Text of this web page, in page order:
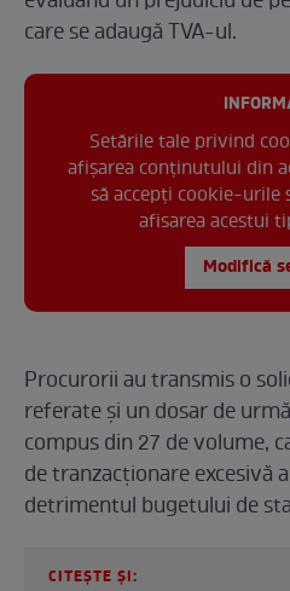
care se adaugă TVA-ul.
Setările tale privind
afișarea conținutului din
să accepți cookie-urile
afisarea acestui
Modifică
Procurorii au transmis o
referate și un dosar de
compus din 27 de volume,
de tranzacționare excesivă
detrimentul bugetului de
CITEȘTE ȘI: